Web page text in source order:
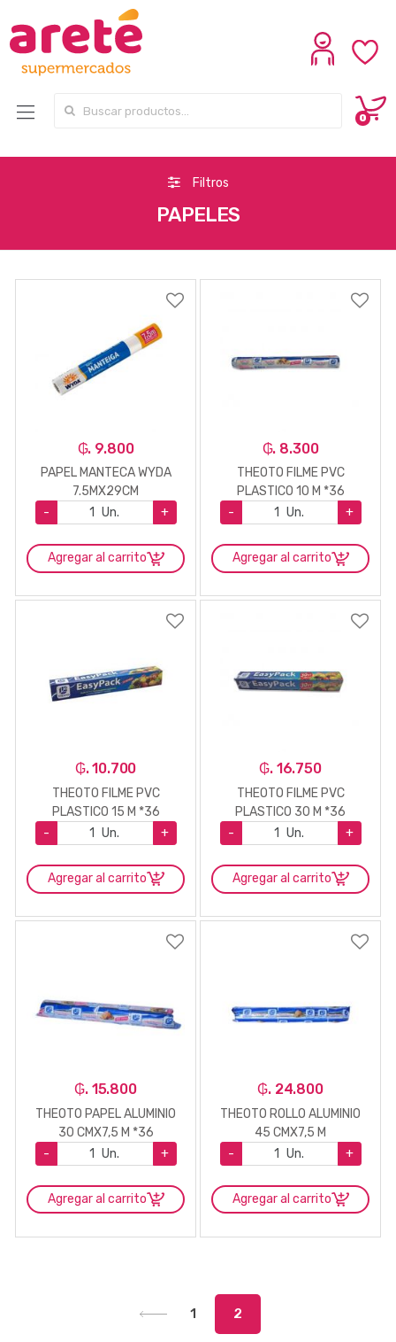
Search for:
0
Filtros
PAPELES
₲. 9.800
PAPEL MANTECA WYDA
7.5MX29CM
-
Un. +
Agregar al carrito
₲. 8.300
THEOTO FILME PVC
PLASTICO 10 M *36
-
Un. +
Agregar al carrito
₲. 10.700
THEOTO FILME PVC
PLASTICO 15 M *36
-
Un. +
Agregar al carrito
₲. 16.750
THEOTO FILME PVC
PLASTICO 30 M *36
-
Un. +
Agregar al carrito
₲. 15.800
THEOTO PAPEL ALUMINIO
30 CMX7,5 M *36
-
Un. +
Agregar al carrito
₲. 24.800
THEOTO ROLLO ALUMINIO
45 CMX7,5 M
-
Un. +
Agregar al carrito
1 2